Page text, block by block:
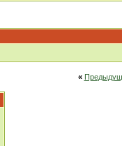
«